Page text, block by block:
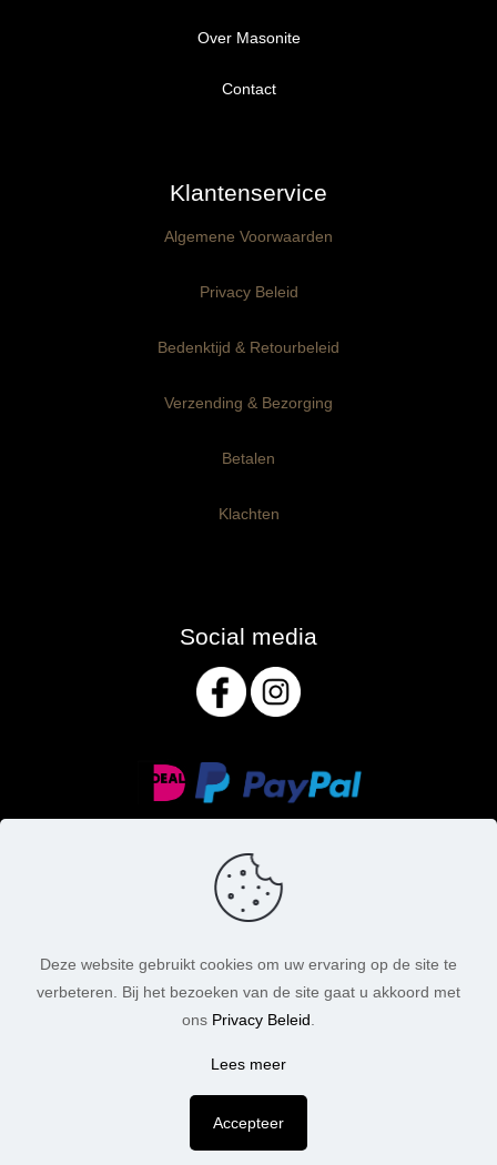
Alle producten
Proefpakket
3mm dik
6mm dik
Kant-en-Klaar panelen
3mm dik
6mm dik
Ophangklaar panelen
Maatwerk
Over Masonite
Contact
Klantenservice
Algemene Voorwaarden
Privacy Beleid
Bedenktijd & Retourbeleid
Verzending & Bezorging
Betalen
Klachten
Social media
© MasoniteArt. Alle rechten voorbehouden. 2026 |
Webdesign:Chuck's Webdesign
Deze website gebruikt cookies om uw ervaring op de site te
verbeteren. Bij het bezoeken van de site gaat u akkoord met
ons Privacy Beleid
Lees meer
Accepteer
De waardering van www.masoniteart.nl/ bij